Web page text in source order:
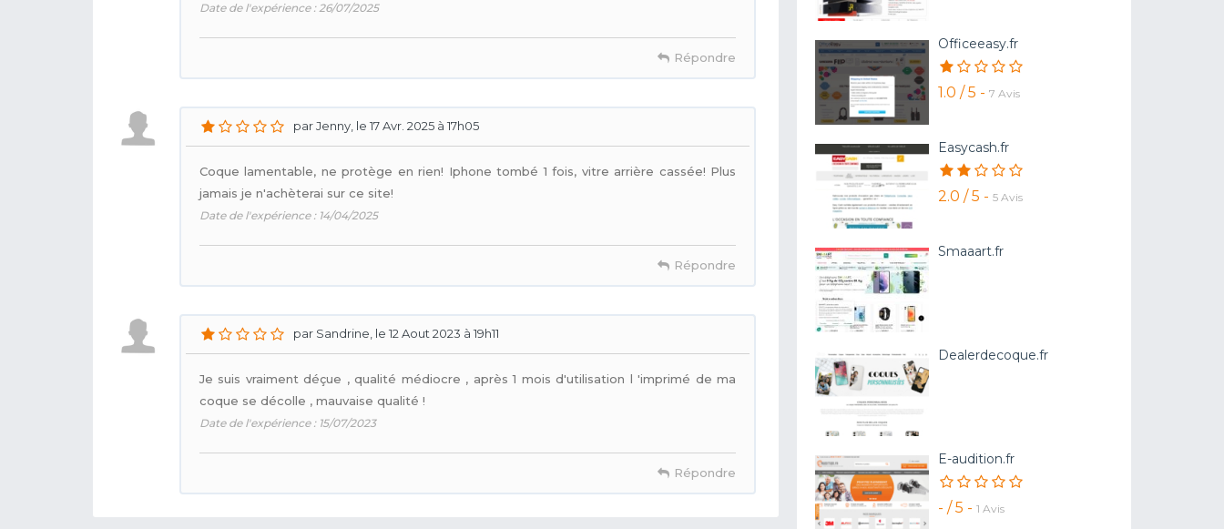
Date de l'expérience : 26/07/2025
Répondre
par Jenny, le 17 Avr. 2025 à 17h05
Coque lamentable, ne protège en rien! Iphone tombé 1 fois, vitre arrière cassée! Plus
jamais je n'achèterai sur ce site!
Date de l'expérience : 14/04/2025
Répondre
par Sandrine, le 12 Aout 2023 à 19h11
Je suis vraiment déçue , qualité médiocre , après 1 mois d'utilisation l 'imprimé de ma
coque se décolle , mauvaise qualité !
Date de l'expérience : 15/07/2023
Répondre
Officeeasy.fr
1.0 / 5 -7 Avis
Easycash.fr
2.0 / 5 -5 Avis
Smaaart.fr
Dealerdecoque.fr
E-audition.fr
- / 5 -1 Avis